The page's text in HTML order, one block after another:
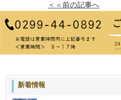
＜＜前の記事へ
新着情報